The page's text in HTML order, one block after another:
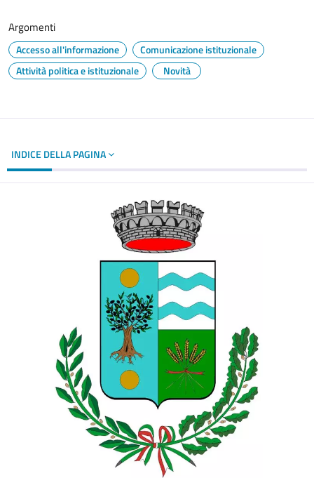
Argomenti
Accesso all'informazione
Comunicazione istituzionale
Attività politica e istituzionale
Novità
INDICE DELLA PAGINA